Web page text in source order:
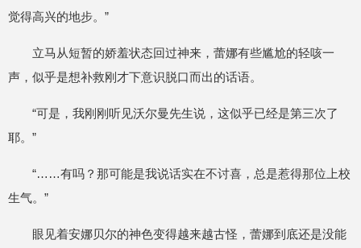
觉得高兴的地步。”
立马从短暂的娇羞状态回过神来，蕾娜有些尴尬的轻咳一
声，似乎是想补救刚才下意识脱口而出的话语。
“可是，我刚刚听见沃尔曼先生说，这似乎已经是第三次了
耶。”
“……有吗？那可能是我说话实在不讨喜，总是惹得那位上校
生气。”
眼见着安娜贝尔的神色变得越来越古怪，蕾娜到底还是没能